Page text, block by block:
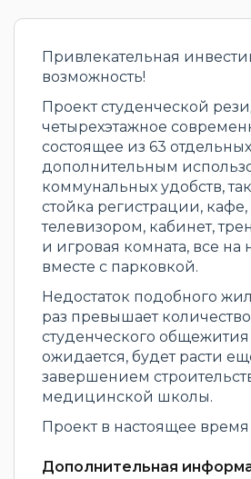
Привлекательная
возможность!
Проект студенческой
четырехэтажное
состоящее из 63
дополнительным
коммунальных удобств,
стойка регистрации, кафе,
телевизором, кабинет,
и игровая комната, все
вместе с парковкой.
Недостаток подобного
раз превышает
студенческого общежития
ожидается, будет расти
завершением
медицинской школы.
Проект в настоящее время
Дополнительная